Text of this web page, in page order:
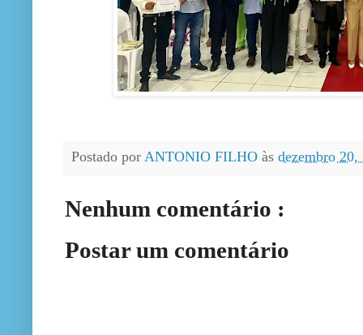
Postado por ANTONIO FILHO às dezembro
Nenhum comentário :
Postar um comentário